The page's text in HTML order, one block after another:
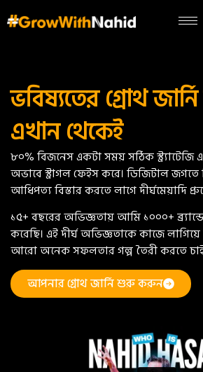
ভবিষ্যতের গ্রোথ
এখান থেকেই
৮০% বিজনেস একটা সময় সঠিক স্ট্র্যাটেজি
অভাবে স্ট্রাগল ফেইস করে। ডিজিটাল
আধিপত্য বিস্তার করতে লাগে দীর্ঘমেয়াদি
১৫+ বছরের অভিজ্ঞতায় আমি ১০০০+
করেছি। এই দীর্ঘ অভিজ্ঞতাকে কাজে
আরো অনেক সফলতার গল্প তৈরী করতে
আপনার গ্রোথ জার্নি শুরু করুন